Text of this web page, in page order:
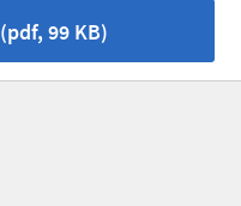
(pdf, 99 KB)